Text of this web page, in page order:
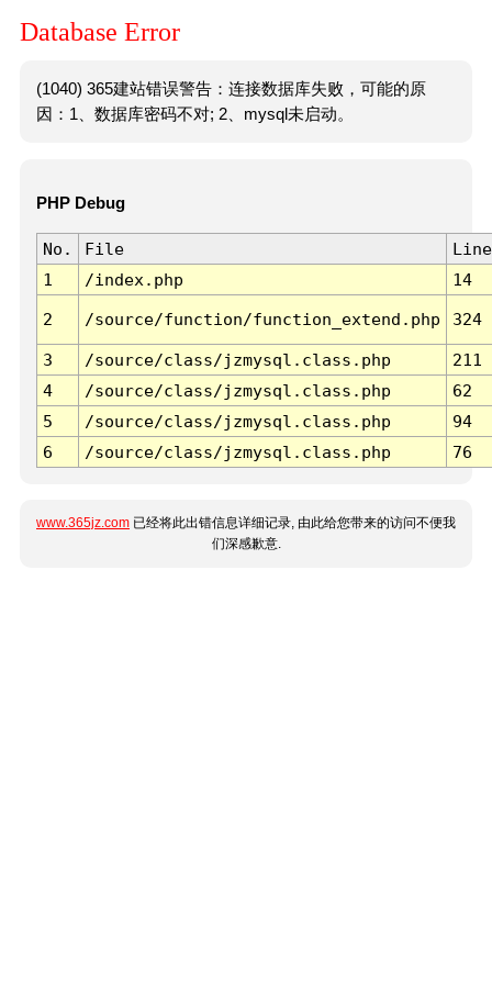
Database Error
(1040) 365建站错误警告：连接数据库失败，可能的原
因：1、数据库密码不对; 2、mysql未启动。
PHP Debug
No. File
Line
1
/index.php 14
2 /source/function/function_extend.php 324
3 /source/class/jzmysql.class.php
211
4
/source/class/jzmysql.class.php
62
5
/source/class/jzmysql.class.php
94
6
/source/class/jzmysql.class.php 76
www.365jz.com 已经将此出错信息详细记录, 由此给您带来的访问不便我
们深感歉意.